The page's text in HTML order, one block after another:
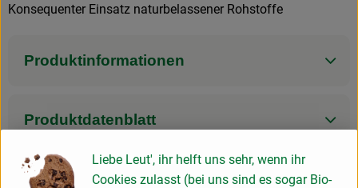
Konsequenter Einsatz naturbelassener Rohstoffe
Produktinformationen
Produktdatenblatt
Liebe Leut', ihr helft uns sehr, wenn ihr
Cookies zulasst (bei uns sind es sogar Bio-